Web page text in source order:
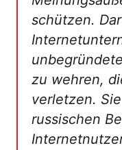
schützen.
zu wehren,
verletzen.
russischen